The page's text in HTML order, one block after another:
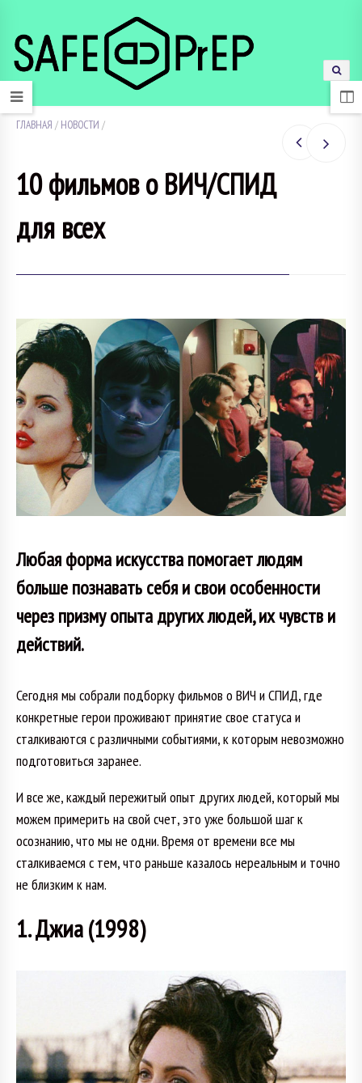
ГЛАВНАЯ / НОВОСТИ /
10 фильмов о ВИЧ/СПИД
для всех
Любая форма искусства помогает людям
больше познавать себя и свои особенности
через призму опыта других людей, их чувств и
действий.
Сегодня мы собрали подборку фильмов о ВИЧ и СПИД, где
конкретные герои проживают принятие свое статуса и
сталкиваются с различными событиями, к которым невозможно
подготовиться заранее.
И все же, каждый пережитый опыт других людей, который мы
можем примерить на свой счет, это уже большой шаг к
осознанию, что мы не одни. Время от времени все мы
сталкиваемся с тем, что раньше казалось нереальным и точно
не близким к нам.
1. Джиа (1998)